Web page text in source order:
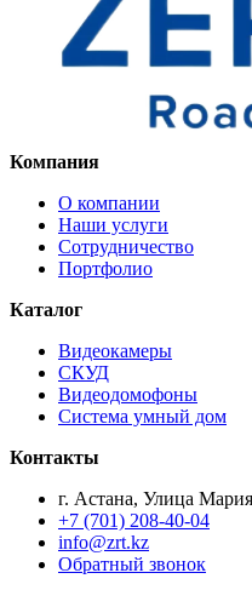
Компания
О компании
Наши услуги
Сотрудничество
Портфолио
Каталог
Видеокамеры
СКУД
Видеодомофоны
Система умный дом
Контакты
г. Астана, Улица
+7 (701) 208-40-04
info@zrt.kz
Обратный звонок